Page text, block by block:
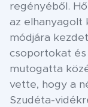
regényéből.
az elhanyagolt
módjára
csoportokat és
mutogatta
vette, hogy a
Szudéta-